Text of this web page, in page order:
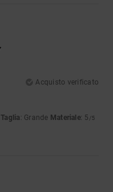
Acquisto verificato
Taglia: Grande Materiale: 5 /5